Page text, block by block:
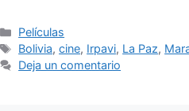
Categorías
Películas
Etiquetas
Bolivia,cine, Irpavi, La Paz,
Deja un comentario